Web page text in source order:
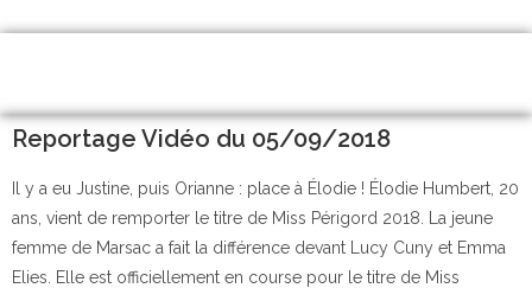
Reportage Vidéo du 05/09/2018
Il y a eu Justine, puis Orianne : place à Élodie ! Élodie Humbert, 20
ans, vient de remporter le titre de Miss Périgord 2018. La jeune
femme de Marsac a fait la différence devant Lucy Cuny et Emma
Elies. Elle est officiellement en course pour le titre de Miss